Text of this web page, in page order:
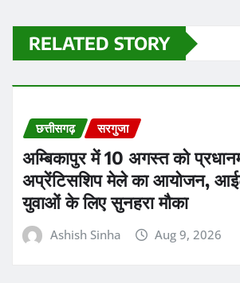
RELATED STORY
छत्तीसगढ़ सरगुजा
अम्बिकापुर में 10 अगस्त को
अप्रेंटिसशिप मेले का आयोजन,
युवाओं के लिए सुनहरा मौका
Ashish Sinha Aug 9, 2026